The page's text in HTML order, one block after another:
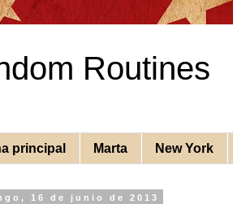
Routines
principal Marta New York
16 de junio de 2013